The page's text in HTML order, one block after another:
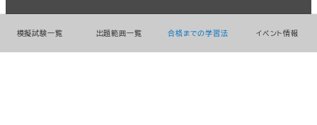
© 2026 GMO Prime Strategy Co.,Ltd.
模擬試験一覧 出題範囲一覧 合格までの学習法 イベント情報